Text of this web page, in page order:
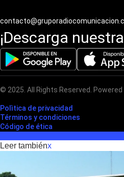
¡Descarga
© 2025. All Rights Reserved. Powered
Polìtica de privacidad
Términos y condiciones
Código de ética
Leer tambiénx